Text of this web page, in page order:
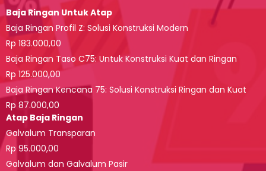
Baja Ringan Untuk Atap
Baja Ringan Profil Z: Solusi Konstruksi Modern
Rp 183.000,00
Baja Ringan Taso C75: Untuk Konstruksi Kuat dan Ringan
Rp 125.000,00
Baja Ringan Kencana 75: Solusi Konstruksi Ringan dan Kuat
Rp 87.000,00
Atap Baja Ringan
Galvalum Transparan
Rp 95.000,00
Galvalum dan Galvalum Pasir